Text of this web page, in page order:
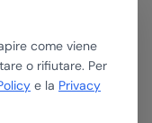
come viene
o rifiutare. Per
e la Privacy